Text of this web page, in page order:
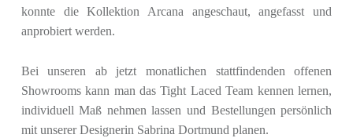
konnte die Kollektion Arcana angeschaut, angefasst und
anprobiert werden.
Bei unseren ab jetzt monatlichen stattfindenden offenen
Showrooms kann man das Tight Laced Team kennen lernen,
individuell Maß nehmen lassen und Bestellungen persönlich
mit unserer Designerin Sabrina Dortmund planen.